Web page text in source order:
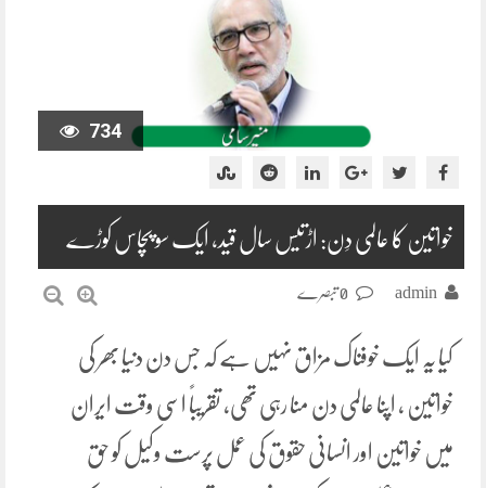
734
خواتین کا عالمی دِن: اڑتیس سال قید، ایک سو پچاس کوڑے
admin
کیا یہ ایک خوفناک مزاق نہیں ہے کہ جس دن دنیا بھر کی
خواتین ، اپنا عالمی دن منا رہی تھی، تقریباً اسی وقت ایران
میں خواتین اور انسانی حقوق کی عمل پرست وکیل کو حق